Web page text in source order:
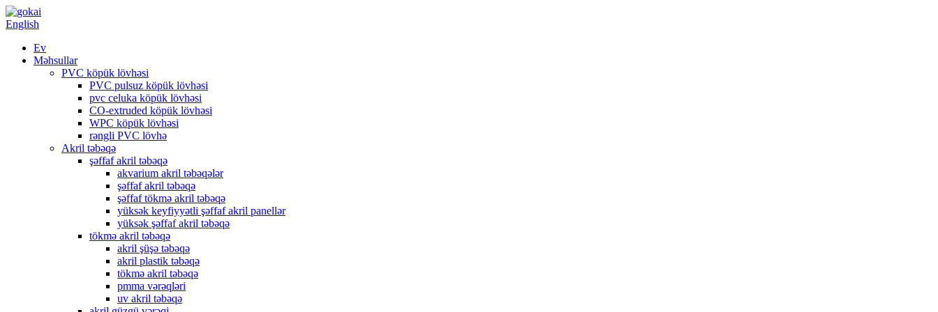
English
Ev
Məhsullar
PVC köpük lövhəsi
PVC pulsuz köpük lövhəsi
pvc celuka köpük lövhəsi
CO-extruded köpük lövhəsi
WPC köpük lövhəsi
rəngli PVC lövhə
Akril təbəqə
şəffaf akril təbəqə
akvarium akril təbəqələr
şəffaf akril təbəqə
şəffaf tökmə akril təbəqə
yüksək keyfiyyətli şəffaf akril panellər
yüksək şəffaf akril təbəqə
tökmə akril təbəqə
akril şüşə təbəqə
akril plastik təbəqə
tökmə akril təbəqə
pmma vərəqləri
uv akril təbəqə